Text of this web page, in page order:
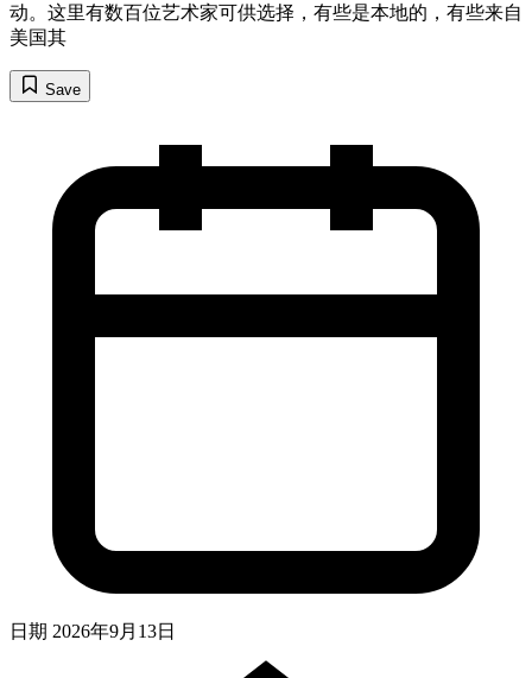
动。这里有数百位艺术家可供选择，有些是本地的，有些来自
美国其
Save
日期 2026年9月13日